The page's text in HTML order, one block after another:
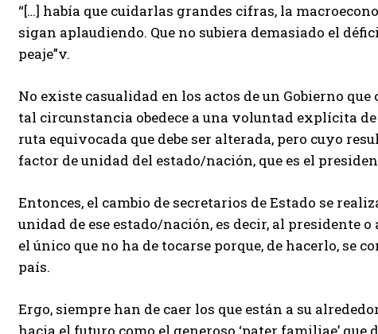
“[…] había que cuidarlas grandes cifras, la
sigan aplaudiendo. Que no subiera demasiado el
peaje”v.
No existe casualidad en los actos de un Gobierno
tal circunstancia obedece a una voluntad explícita
ruta equivocada que debe ser alterada, pero cuyo
factor de unidad del estado/nación, que es el
Entonces, el cambio de secretarios de Estado se
unidad de ese estado/nación, es decir, al presidente
el único que no ha de tocarse porque, de hacerlo, se
país.
Ergo, siempre han de caer los que están a su
hacia el futuro como el generoso ‘pater familiae’ que